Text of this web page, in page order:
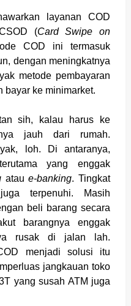
layanan COD
(Card Swipe on
COD ini termasuk
dengan meningkatnya
metode pembayaran
bayar ke minimarket.
sih, kalau harus ke
jauh dari rumah.
loh. Di antaranya,
yang enggak
ataue-banking. Tingkat
terpenuhi. Masih
beli barang secara
barangnya enggak
rusak di jalan lah.
menjadi solusi itu
jangkauan toko
yang susah ATM juga